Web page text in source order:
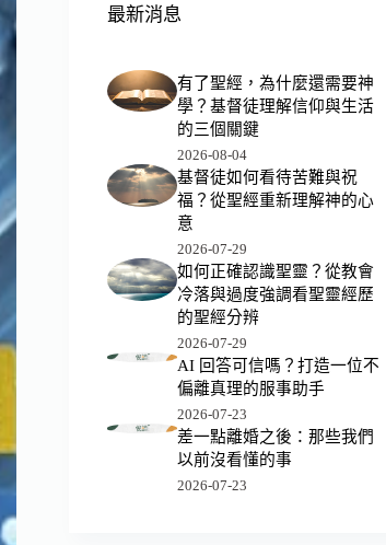
最新消息
有了聖經，為什麼還需要神
學？基督徒理解信仰與生活
的三個關鍵
2026-08-04
基督徒如何看待苦難與祝
福？從聖經重新理解神的心
意
2026-07-29
如何正確認識聖靈？從教會
冷落與過度強調看聖靈經歷
的聖經分辨
2026-07-29
AI 回答可信嗎？打造一位不
偏離真理的服事助手
2026-07-23
差一點離婚之後：那些我們
以前沒看懂的事
2026-07-23